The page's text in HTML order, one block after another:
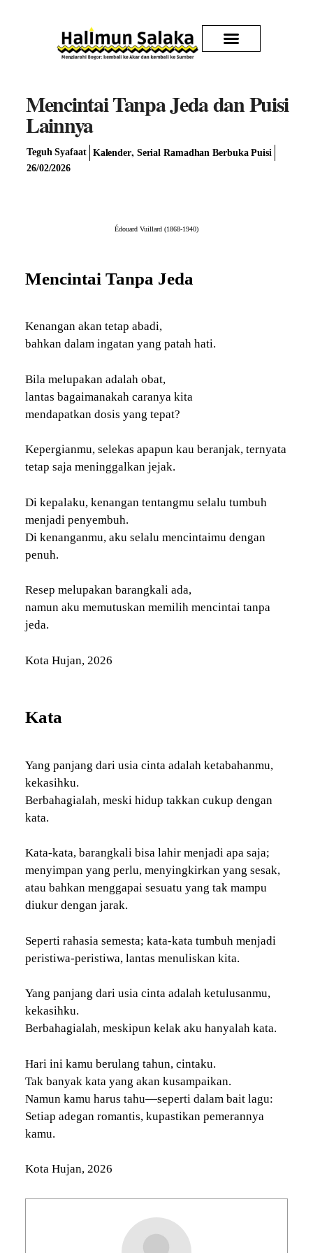
Mencintai Tanpa Jeda dan Puisi
Lainnya
Teguh Syafaat Kalender, Serial Ramadhan Berbuka Puisi
26/02/2026
Édouard Vuillard (1868-1940)
Mencintai Tanpa Jeda
Kenangan akan tetap abadi,
bahkan dalam ingatan yang patah hati.
Bila melupakan adalah obat,
lantas bagaimanakah caranya kita
mendapatkan dosis yang tepat?
Kepergianmu, selekas apapun kau beranjak, ternyata
tetap saja meninggalkan jejak.
Di kepalaku, kenangan tentangmu selalu tumbuh
menjadi penyembuh.
Di kenanganmu, aku selalu mencintaimu dengan
penuh.
Resep melupakan barangkali ada,
namun aku memutuskan memilih mencintai tanpa
jeda.
Kota Hujan, 2026
Kata
Yang panjang dari usia cinta adalah ketabahanmu,
kekasihku.
Berbahagialah, meski hidup takkan cukup dengan
kata.
Kata-kata, barangkali bisa lahir menjadi apa saja;
menyimpan yang perlu, menyingkirkan yang sesak,
atau bahkan menggapai sesuatu yang tak mampu
diukur dengan jarak.
Seperti rahasia semesta; kata-kata tumbuh menjadi
peristiwa-peristiwa, lantas menuliskan kita.
Yang panjang dari usia cinta adalah ketulusanmu,
kekasihku.
Berbahagialah, meskipun kelak aku hanyalah kata.
Hari ini kamu berulang tahun, cintaku.
Tak banyak kata yang akan kusampaikan.
Namun kamu harus tahu—seperti dalam bait lagu:
Setiap adegan romantis, kupastikan pemerannya
kamu.
Kota Hujan, 2026